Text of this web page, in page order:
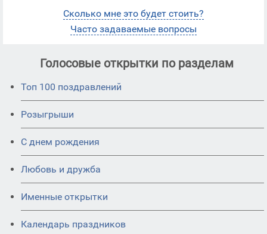
Сколько мне это будет стоить?
Часто задаваемые вопросы
Голосовые открытки по разделам
Топ 100 поздравлений
Розыгрыши
С днем рождения
Любовь и дружба
Именные открытки
Календарь праздников